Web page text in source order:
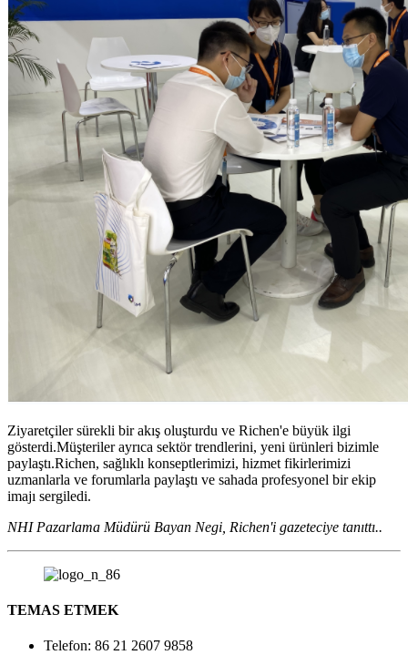
Ziyaretçiler sürekli bir akış oluşturdu ve Richen'e büyük ilgi
gösterdi.Müşteriler ayrıca sektör trendlerini, yeni ürünleri bizimle
paylaştı.Richen, sağlıklı konseptlerimizi, hizmet fikirlerimizi
uzmanlarla ve forumlarla paylaştı ve sahada profesyonel bir ekip
imajı sergiledi.
NHI Pazarlama Müdürü Bayan Negi, Richen'i gazeteciye tanıttı..
TEMAS ETMEK
Telefon: 86 21 2607 9858